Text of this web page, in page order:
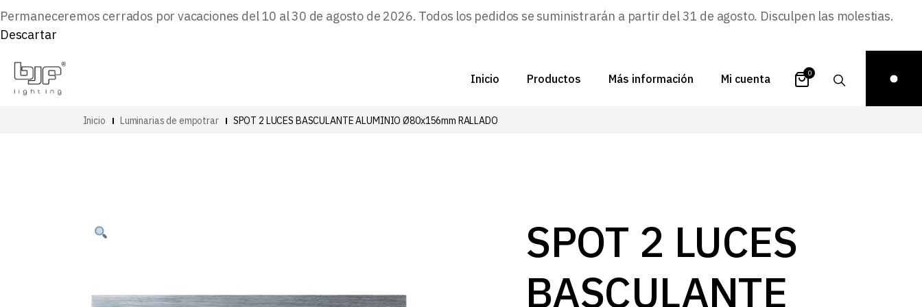
Permaneceremos cerrados por vacaciones del 10 al 30 de agosto de 2026. Todos los pedidos se suministrarán a partir del 31 de agosto. Disculpen las molestias.
Descartar
Inicio Productos Más información
FAQs
Proyectos
Zona de inspiración
Mi cuenta
contraseña
0
Inicio Luminarias de empotrar SPOT 2 LUCES BASCULANTE ALUMINIO Ø80x156mm RALLADO
SPOT 2 LUCES
BASCULANTE